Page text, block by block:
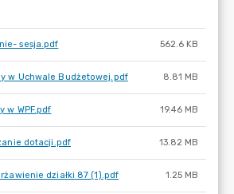
sesja.pdf 562.6 KB
w Uchwale Budżetowej.pdf 8.81 MB
w WPF.pdf 19.46 MB
dotacji.pdf 13.82 MB
działki 87 (1).pdf 1.25 MB